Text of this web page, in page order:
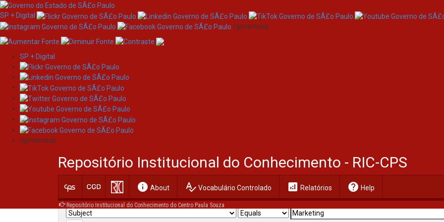
Skip
navigation
SP + Digital
/governosp
SP + Digital
/governosp
Repositório Institucional do Conhecimento - RIC-CPS
info About spellcheck Vocabulário Controlado analytics Relatórios help Help
Repositório Institucional do Conhecimento do Centro Paula Souza
Search
Current filters: